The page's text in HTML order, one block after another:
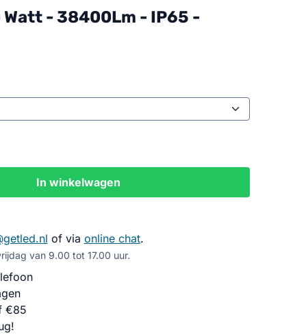
Watt - 38400Lm - IP65 -
In winkelwagen
of via online chat.
van 9.00 tot 17.00 uur.
€85